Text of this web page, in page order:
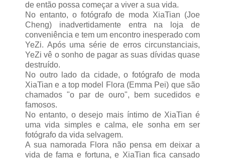
de então possa começar a viver a sua vida.
No entanto, o fotógrafo de moda XiaTian (Joe
Cheng) inadvertidamente entra na loja de
conveniência e tem um encontro inesperado com
YeZi. Após uma série de erros circunstanciais,
YeZi vê o sonho de pagar as suas dívidas quase
destruído.
No outro lado da cidade, o fotógrafo de moda
XiaTian e a top model Flora (Emma Pei) que são
chamados "o par de ouro", bem sucedidos e
famosos.
No entanto, o desejo mais íntimo de XiaTian é
uma vida simples e calma, ele sonha em ser
fotógrafo da vida selvagem.
A sua namorada Flora não pensa em deixar a
vida de fama e fortuna, e XiaTian fica cansado